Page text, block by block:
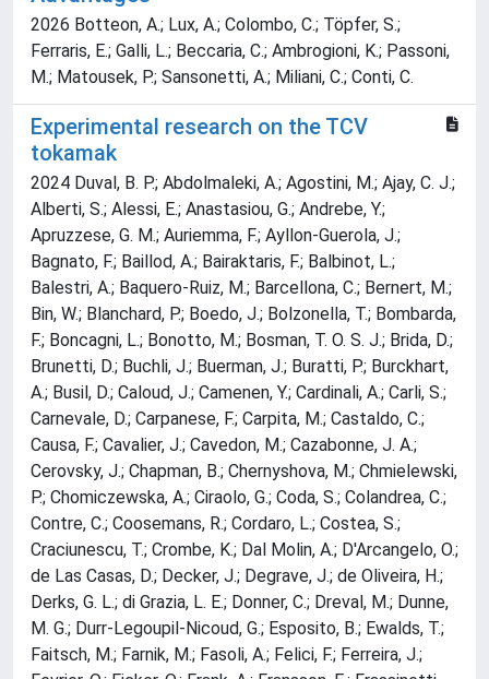
2026 Botteon, A.; Lux, A.; Colombo, C.; Töpfer, S.;
Ferraris, E.; Galli, L.; Beccaria, C.; Ambrogioni, K.; Passoni,
M.; Matousek, P.; Sansonetti, A.; Miliani, C.; Conti, C.
Experimental research on the TCV
tokamak
2024 Duval, B. P.; Abdolmaleki, A.; Agostini, M.; Ajay, C. J.;
Alberti, S.; Alessi, E.; Anastasiou, G.; Andrebe, Y.;
Apruzzese, G. M.; Auriemma, F.; Ayllon-Guerola, J.;
Bagnato, F.; Baillod, A.; Bairaktaris, F.; Balbinot, L.;
Balestri, A.; Baquero-Ruiz, M.; Barcellona, C.; Bernert, M.;
Bin, W.; Blanchard, P.; Boedo, J.; Bolzonella, T.; Bombarda,
F.; Boncagni, L.; Bonotto, M.; Bosman, T. O. S. J.; Brida, D.;
Brunetti, D.; Buchli, J.; Buerman, J.; Buratti, P.; Burckhart,
A.; Busil, D.; Caloud, J.; Camenen, Y.; Cardinali, A.; Carli, S.;
Carnevale, D.; Carpanese, F.; Carpita, M.; Castaldo, C.;
Causa, F.; Cavalier, J.; Cavedon, M.; Cazabonne, J. A.;
Cerovsky, J.; Chapman, B.; Chernyshova, M.; Chmielewski,
P.; Chomiczewska, A.; Ciraolo, G.; Coda, S.; Colandrea, C.;
Contre, C.; Coosemans, R.; Cordaro, L.; Costea, S.;
Craciunescu, T.; Crombe, K.; Dal Molin, A.; D'Arcangelo, O.;
de Las Casas, D.; Decker, J.; Degrave, J.; de Oliveira, H.;
Derks, G. L.; di Grazia, L. E.; Donner, C.; Dreval, M.; Dunne,
M. G.; Durr-Legoupil-Nicoud, G.; Esposito, B.; Ewalds, T.;
Faitsch, M.; Farnik, M.; Fasoli, A.; Felici, F.; Ferreira, J.;